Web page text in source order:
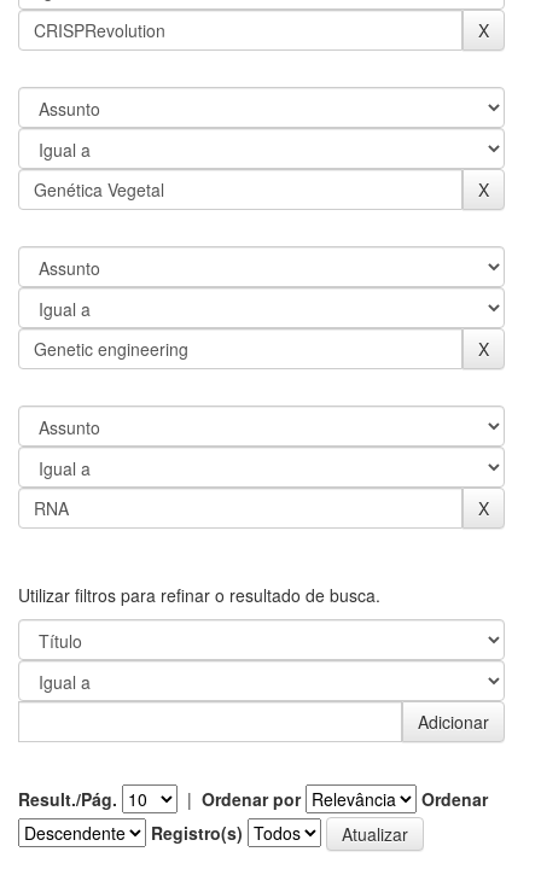
Utilizar filtros para refinar o resultado de busca.
Result./Pág. | Ordenar por
Ordenar
Registro(s)